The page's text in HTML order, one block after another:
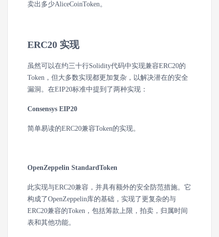
卖出多少AliceCoinToken。
ERC20 实现
虽然可以在约三十行Solidity代码中实现兼容ERC20的
Token，但大多数实现都更加复杂，以解决潜在的安全
漏洞。在EIP20标准中提到了两种实现：
Consensys EIP20
简单易读的ERC20兼容Token的实现。
OpenZeppelin StandardToken
此实现与ERC20兼容，并具有额外的安全防范措施。它
构成了OpenZeppelin库的基础，实现了更复杂的与
ERC20兼容的Token，包括筹款上限，拍卖，归属时间
表和其他功能。